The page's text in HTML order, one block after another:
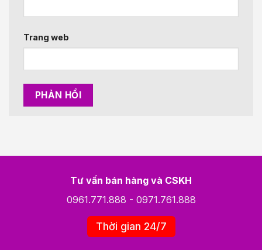
Trang web
Tư vấn bán hàng và CSKH
0961.771.888 - 0971.761.888
Thời gian 24/7